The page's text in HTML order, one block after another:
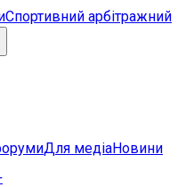
Спортивний арбітражний
Для медіаНовини